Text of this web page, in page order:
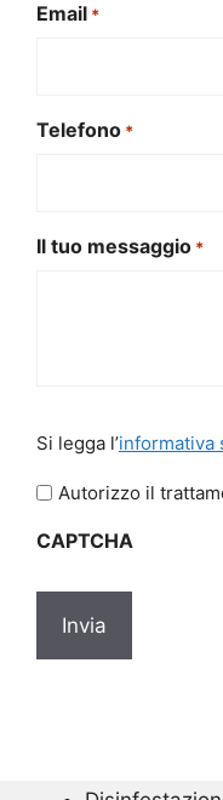
Email *
Telefono *
Il tuo messaggio *
legga
l'informativa
privacy
Si legga l’informativa
Autorizzo il
CAPTCHA